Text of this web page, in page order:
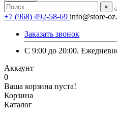
×
+7 (968) 492-58-69 info@store-
Заказать звонок
C 9:00 до 20:00.
Аккаунт
0
Ваша корзина пуста!
Корзина
Каталог